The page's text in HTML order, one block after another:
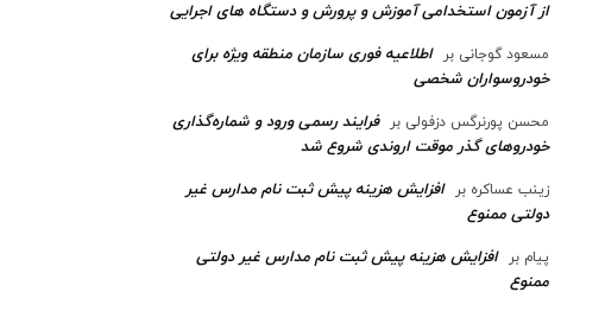
از آزمون استخدامی آموزش و پرورش و دستگاه های اجرایی
مسعود گوجانی بر
اطلاعیه فوری سازمان منطقه ویژه برای
خودروسواران شخصی
محسن پورنرگس دزفولی بر
فرایند رسمی ورود و شماره‌گذاری
خودرو‌های گذر موقت اروندی شروع شد
زینب عساکره بر
افزایش هزینه پیش ثبت نام مدارس غیر
دولتی ممنوع
پیام بر
افزایش هزینه پیش ثبت نام مدارس غیر دولتی
ممنوع